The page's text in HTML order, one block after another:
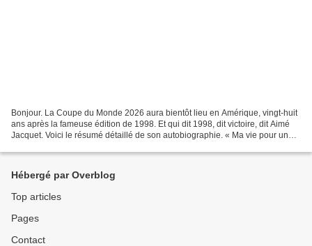
Bonjour. La Coupe du Monde 2026 aura bientôt lieu en Amérique, vingt-huit
ans après la fameuse édition de 1998. Et qui dit 1998, dit victoire, dit Aimé
Jacquet. Voici le résumé détaillé de son autobiographie. « Ma vie pour une
Hébergé par Overblog
Top articles
Pages
Contact